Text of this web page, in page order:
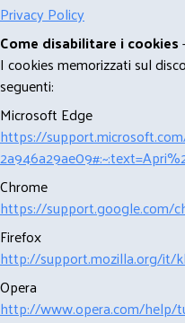
Privacy Policy
Come disabilitare i cookies
I cookies memorizzati sul
seguenti:
Microsoft Edge
https://
Chrome
https://support.google.com/
Firefox
http://support.mozilla.org/it/
Opera
http://www.opera.com/help/